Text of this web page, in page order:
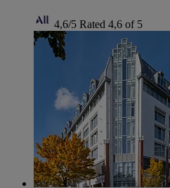
4,6/5 Rated 4,6 of 5